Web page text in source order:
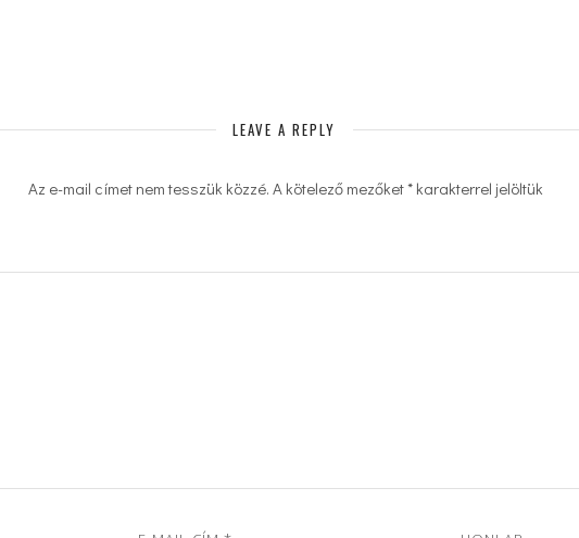
LEAVE A REPLY
Az e-mail címet nem tesszük közzé. A kötelező mezőket* karakterrel jelöltük